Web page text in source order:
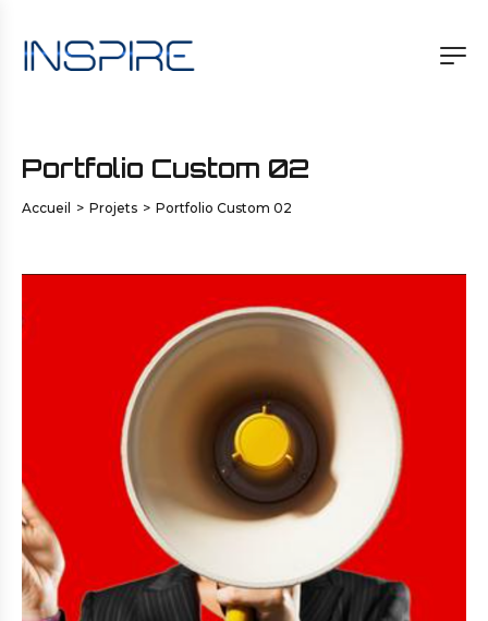
Portfolio Custom 02
Accueil > Projets > Portfolio Custom 02